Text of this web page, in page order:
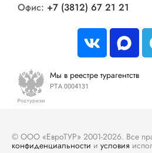
Офис: +7 (3812) 67 21 21
Мы в реестре турагентств
РТА 0004131
© ООО «ЕвроТУР» 2001-2026. Все
конфиденциальности и условия